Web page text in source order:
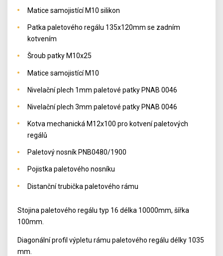
Matice samojistící M10 silikon
Patka paletového regálu 135x120mm se zadním
kotvením
Šroub patky M10x25
Matice samojistící M10
Nivelační plech 1mm paletové patky PNAB 0046
Nivelační plech 3mm paletové patky PNAB 0046
Kotva mechanická M12x100 pro kotvení paletových
regálů
Paletový nosník PNB0480/1900
Pojistka paletového nosníku
Distanční trubička paletového rámu
Stojina paletového regálu typ 16 délka 10000mm, šířka
100mm.
Diagonální profil výpletu rámu paletového regálu délky 1035
mm.